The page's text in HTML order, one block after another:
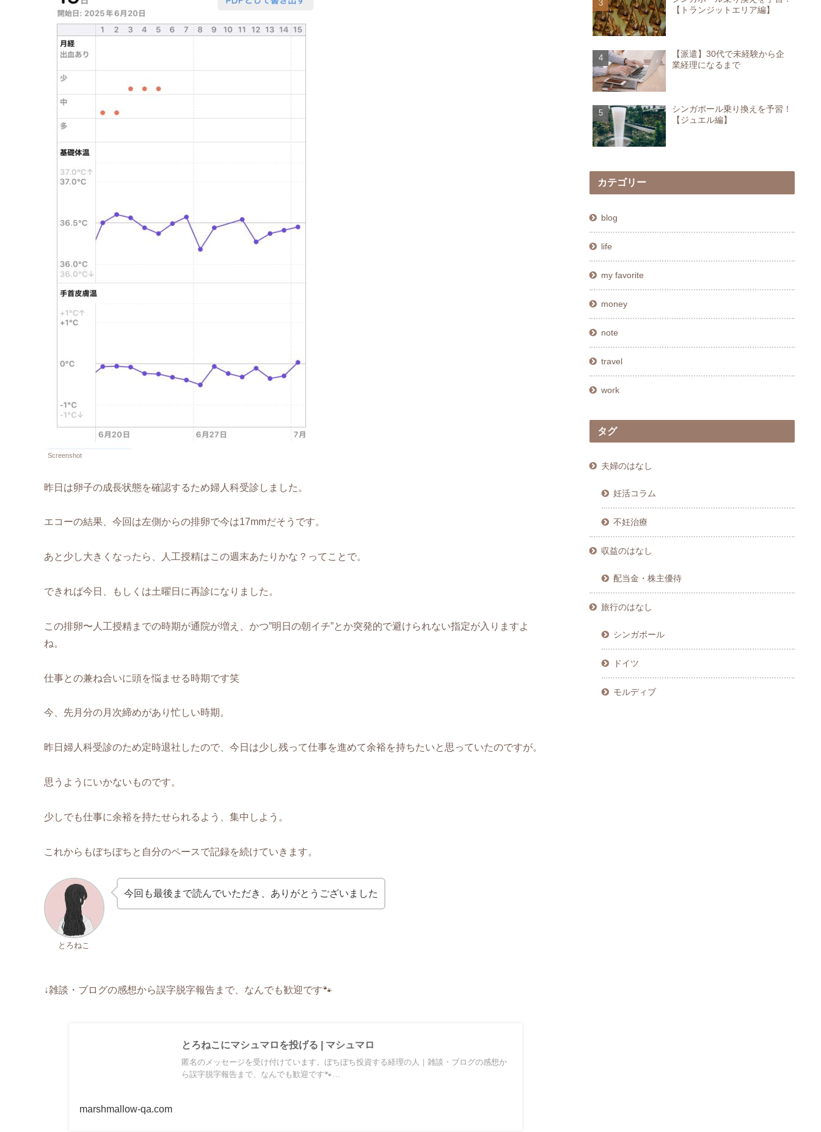
Screenshot
昨日は卵子の成長状態を確認するため婦人科受診しました。
エコーの結果、今回は左側からの排卵で今は17mmだそうです。
あと少し大きくなったら、人工授精はこの週末あたりかな？ってことで。
できれば今日、もしくは土曜日に再診になりました。
この排卵〜人工授精までの時期が通院が増え、かつ”明日の朝イチ”とか突発的で避けられない指定が入りますよ
ね。
仕事との兼ね合いに頭を悩ませる時期です笑
今、先月分の月次締めがあり忙しい時期。
昨日婦人科受診のため定時退社したので、今日は少し残って仕事を進めて余裕を持ちたいと思っていたのですが。
思うようにいかないものです。
少しでも仕事に余裕を持たせられるよう、集中しよう。
これからもぼちぼちと自分のペースで記録を続けていきます。
とろねこ
今回も最後まで読んでいただき、ありがとうございました
↓雑談・ブログの感想から誤字脱字報告まで、なんでも歓迎です🐾
とろねこにマシュマロを投げる | マシュマロ
匿名のメッセージを受け付けています。ぼちぼち投資する経理の人｜雑談・ブログの感想か
ら誤字脱字報告まで、なんでも歓迎です🐾…
marshmallow-qa.com
【トランジットエリア編】
【派遣】30代で未経験から企
業経理になるまで
シンガポール乗り換えを予習！
【ジュエル編】
カテゴリー
blog
life
my favorite
money
note
travel
work
タグ
夫婦のはなし
妊活コラム
不妊治療
収益のはなし
配当金・株主優待
旅行のはなし
シンガポール
ドイツ
モルディブ